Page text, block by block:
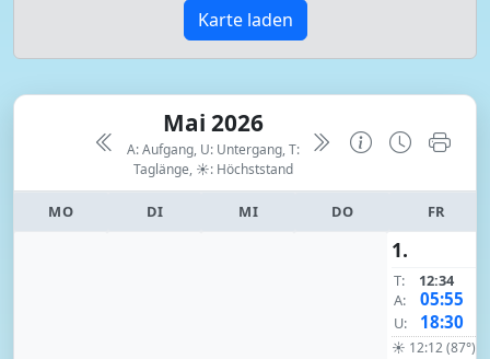
Karte laden
Mai 2026
A: Aufgang, U: Untergang, T:
Taglänge, ☀: Höchststand
MO DI MI DO FR
1.
T:
12:34
A:
05:55
U: 18:30
☀ 12:12 (87°)